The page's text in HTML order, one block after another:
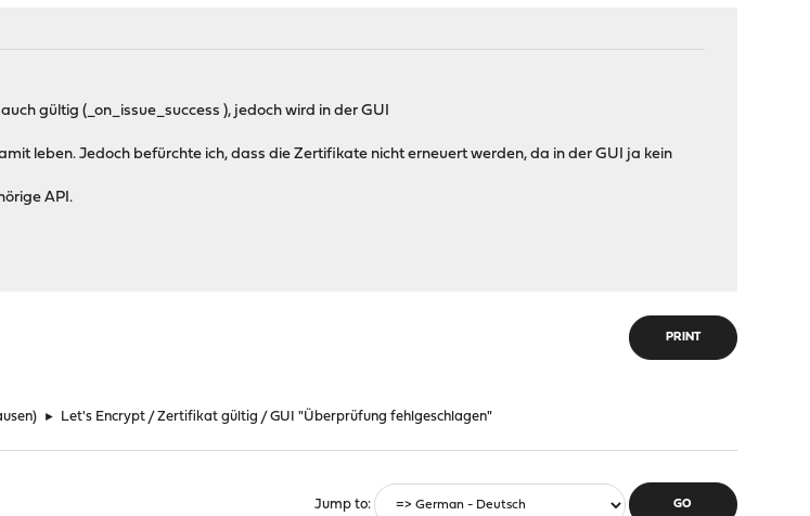
gültig (_on_issue_success ), jedoch wird in der GUI
leben. Jedoch befürchte ich, dass die Zertifikate nicht erneuert werden, da in der GUI ja kein
API.
PRINT
) ► Let's Encrypt / Zertifikat gültig / GUI "Überprüfung fehlgeschlagen"
Jump to